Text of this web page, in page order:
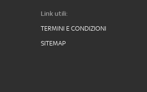
Link utili:
TERMINI E CONDIZIONI
SITEMAP